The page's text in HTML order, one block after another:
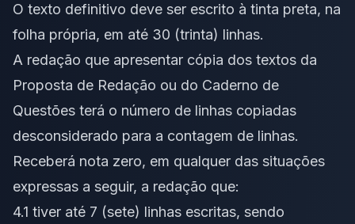
O texto definitivo deve ser escrito à tinta preta, na
folha própria, em até 30 (trinta) linhas.
A redação que apresentar cópia dos textos da
Proposta de Redação ou do Caderno de
Questões terá o número de linhas copiadas
desconsiderado para a contagem de linhas.
Receberá nota zero, em qualquer das situações
expressas a seguir, a redação que:
4.1 tiver até 7 (sete) linhas escritas, sendo